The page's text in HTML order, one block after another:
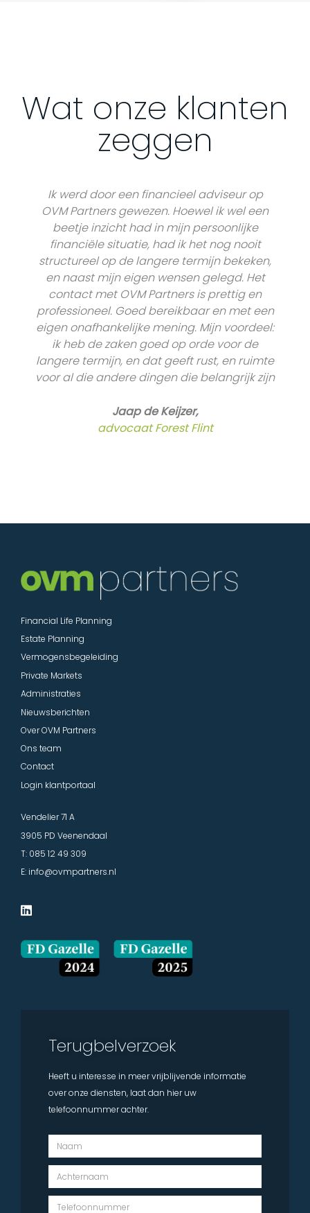
Wat onze klanten
zeggen
Ik werd door een financieel adviseur op
OVM Partners gewezen. Hoewel ik wel een
beetje inzicht had in mijn persoonlijke
financiële situatie, had ik het nog nooit
structureel op de langere termijn bekeken,
en naast mijn eigen wensen gelegd. Het
contact met OVM Partners is prettig en
professioneel. Goed bereikbaar en met een
eigen onafhankelijke mening. Mijn voordeel:
ik heb de zaken goed op orde voor de
langere termijn, en dat geeft rust, en ruimte
voor al die andere dingen die belangrijk zijn
Jaap de Keijzer,
advocaat Forest Flint
Financial Life Planning
Estate Planning
Vermogensbegeleiding
Private Markets
Administraties
Nieuwsberichten
Over OVM Partners
Ons team
Contact
Login klantportaal
Vendelier 71 A
3905 PD Veenendaal
T: 085 12 49 309
E: info@ovmpartners.nl
Terugbelverzoek
Heeft u interesse in meer vrijblijvende informatie
over onze diensten, laat dan hier uw
telefoonnummer achter.